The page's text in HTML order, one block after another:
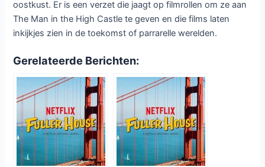
oostkust. Er is een verzet die jaagt op filmrollen om ze aan
The Man in the High Castle te geven en die films laten
inkijkjes zien in de toekomst of parrarelle werelden.
Gerelateerde Berichten: